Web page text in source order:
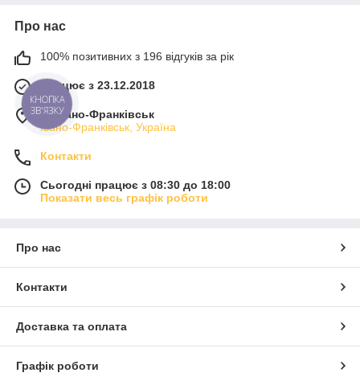
Про нас
100% позитивних з 196 відгуків за рік
Працює з 23.12.2018
м. Івано-Франківськ
Івано-Франківськ, Україна
Контакти
Сьогодні працює з 08:30 до 18:00
Показати весь графік роботи
Про нас
Контакти
Доставка та оплата
Графік роботи
КНОПКА
ЗВ'ЯЗКУ